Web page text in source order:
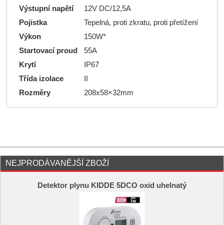
Výstupní napětí
12V DC/12,5A
Pojistka
Tepelná, proti zkratu, proti přetížení
Výkon
150W*
Startovací proud
55A
Krytí
IP67
Třída izolace
Rozměry
208x58×32mm
NEJPRODÁVANĚJŠÍ ZBOŽÍ
Detektor plynu KIDDE 5DCO oxid uhelnatý